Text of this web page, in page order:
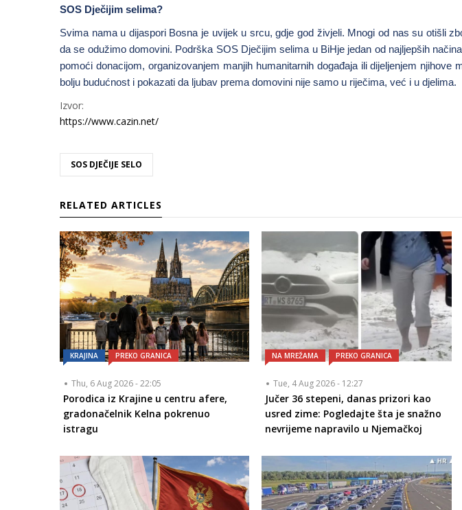
SOS Dječijim selima?
Svima nama u dijaspori Bosna je uvijek u srcu, gdje god živjeli. Mnogi od nas su otišli
da se odužimo domovini. Podrška SOS Dječijim selima u BiHje jedan od najljepših
pomoći donacijom, organizovanjem manjih humanitarnih događaja ili dijeljenjem njihove
bolju budućnost i pokazati da ljubav prema domovini nije samo u riječima, već i u djelima.
Izvor:
https://www.cazin.net/
SOS DJEČIJE SELO
RELATED ARTICLES
KRAJINA PREKO GRANICA
Thu, 6 Aug 2026 - 22:05
Porodica iz Krajine u centru afere,
gradonačelnik Kelna pokrenuo
istragu
NA MREŽAMA PREKO GRANICA
Tue, 4 Aug 2026 - 12:27
Jučer 36 stepeni, danas prizori kao
usred zime: Pogledajte šta je snažno
nevrijeme napravilo u Njemačkoj